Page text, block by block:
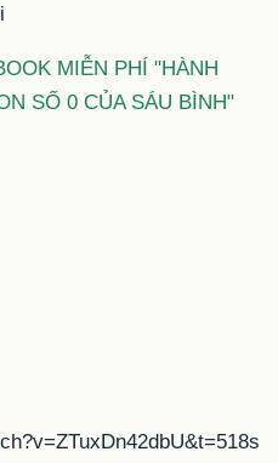
MIỄN PHÍ "HÀNH
SỐ 0 CỦA SÁU BÌNH"